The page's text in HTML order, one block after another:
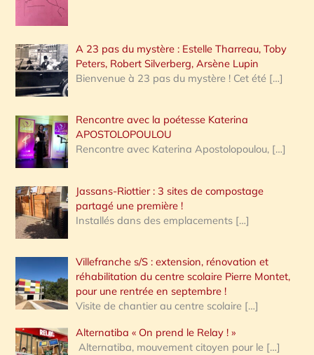
A 23 pas du mystère : Estelle Tharreau, Toby
Peters, Robert Silverberg, Arsène Lupin
Bienvenue à 23 pas du mystère ! Cet été […]
Rencontre avec la poétesse Katerina
APOSTOLOPOULOU
Rencontre avec Katerina Apostolopoulou, […]
Jassans-Riottier : 3 sites de compostage
partagé une première !
Installés dans des emplacements […]
Villefranche s/S : extension, rénovation et
réhabilitation du centre scolaire Pierre Montet,
pour une rentrée en septembre !
Visite de chantier au centre scolaire […]
Alternatiba « On prend le Relay ! »
Alternatiba, mouvement citoyen pour le […]